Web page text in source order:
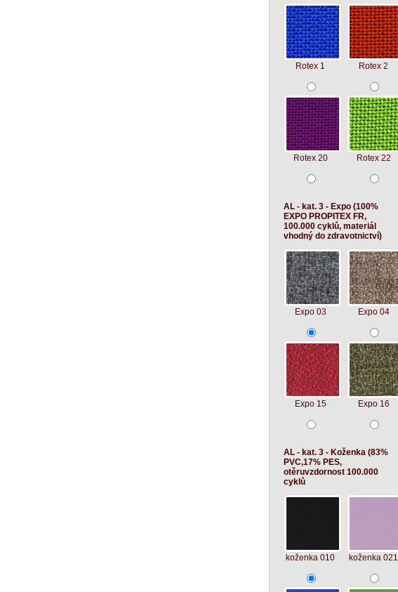
Rotex 1 Rotex 2
Rotex 20 Rotex 22
AL - kat. 3 - Expo (100%
EXPO PROPITEX FR,
100.000 cyklů, materiál
vhodný do zdravotnictví)
Expo 03 Expo 04
Expo 15 Expo 16
AL - kat. 3 - Koženka (83%
PVC,17% PES,
otěruvzdornost 100.000
cyklů
koženka 010 koženka 021